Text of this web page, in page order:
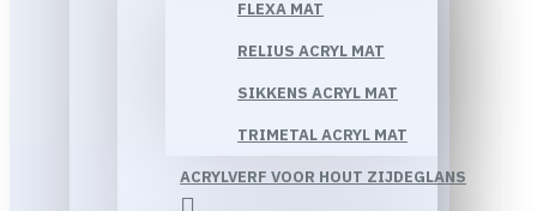
FLEXA MAT
RELIUS ACRYL MAT
SIKKENS ACRYL MAT
TRIMETAL ACRYL MAT
ACRYLVERF VOOR HOUT ZIJDEGLANS